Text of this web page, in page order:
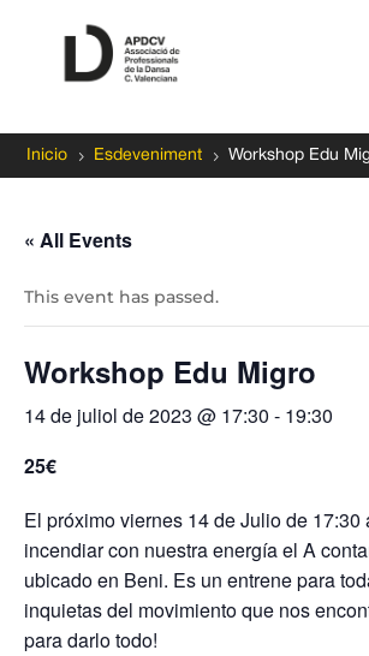
Inicio 5 Esdeveniment 5 Workshop Edu
« All Events
This event has passed.
Workshop Edu Migro
14 de juliol de 2023 @ 17:30 - 19:30
25€
El próximo viernes 14 de Julio de 17:30
incendiar con nuestra energía el A
ubicado en Beni. Es un entrene para
inquietas del movimiento que nos
para darlo todo!